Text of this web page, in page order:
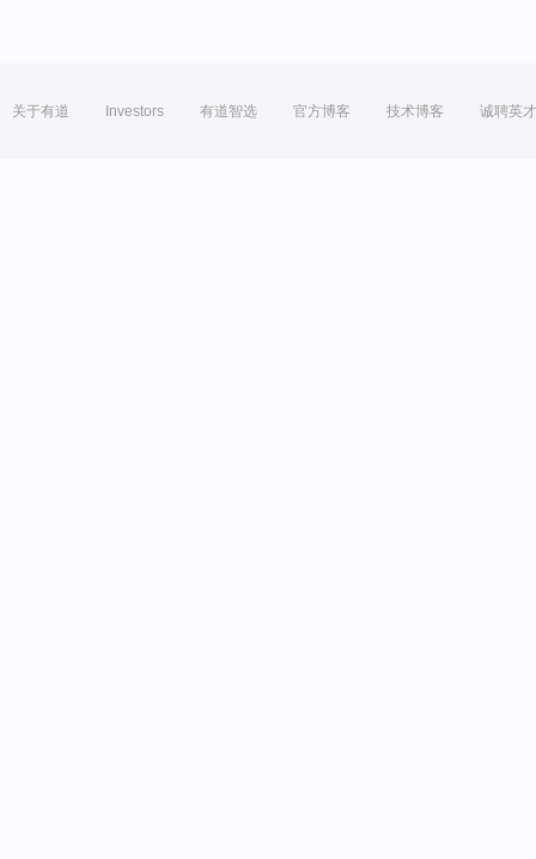
关于有道 Investors 有道智选 官方博客 技术博客 诚聘英才